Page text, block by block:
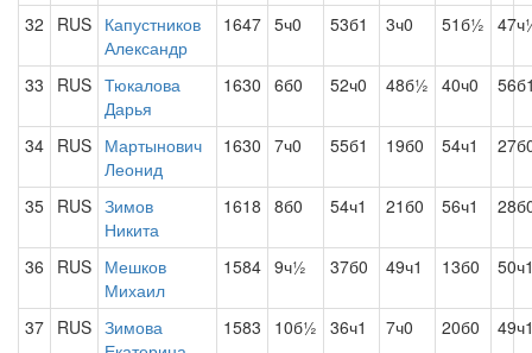
32 RUS Капустников
Александр
1647 5ч0 53б1 3ч0 51б½
33 RUS Тюкалова
Дарья
1630 6б0 52ч0 48б½ 40ч0
34 RUS Мартынович
Леонид
1630 7ч0 55б1 19б0 54ч1
35 RUS Зимов
Никита
1618 8б0 54ч1 21б0 56ч1
36 RUS Мешков
Михаил
1584 9ч½ 37б0 49ч1 13б0
37 RUS Зимова
1583 10б½ 36ч1 7ч0 20б0